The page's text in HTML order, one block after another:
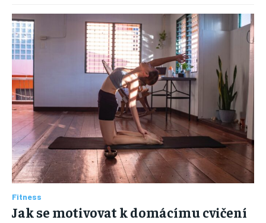
Fitness
Jak se motivovat k domácímu cvičení